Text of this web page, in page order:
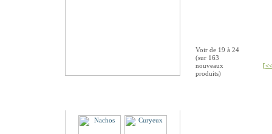
Voir de 19 à 24
(sur 163
nouveaux
produits)